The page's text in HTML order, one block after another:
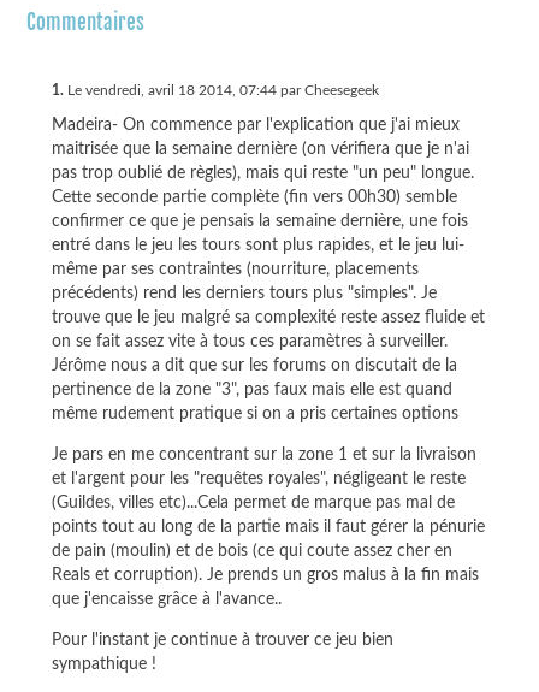
Commentaires
1.Le vendredi, avril 18 2014, 07:44 par Cheesegeek
Madeira- On commence par l'explication que j'ai mieux
maitrisée que la semaine dernière (on vérifiera que je n'ai
pas trop oublié de règles), mais qui reste "un peu" longue.
Cette seconde partie complète (fin vers 00h30) semble
confirmer ce que je pensais la semaine dernière, une fois
entré dans le jeu les tours sont plus rapides, et le jeu lui-
même par ses contraintes (nourriture, placements
précédents) rend les derniers tours plus "simples". Je
trouve que le jeu malgré sa complexité reste assez fluide et
on se fait assez vite à tous ces paramètres à surveiller.
Jérôme nous a dit que sur les forums on discutait de la
pertinence de la zone "3", pas faux mais elle est quand
même rudement pratique si on a pris certaines options
Je pars en me concentrant sur la zone 1 et sur la livraison
et l'argent pour les "requêtes royales", négligeant le reste
(Guildes, villes etc)...Cela permet de marque pas mal de
points tout au long de la partie mais il faut gérer la pénurie
de pain (moulin) et de bois (ce qui coute assez cher en
Reals et corruption). Je prends un gros malus à la fin mais
que j'encaisse grâce à l'avance..
Pour l'instant je continue à trouver ce jeu bien
sympathique !